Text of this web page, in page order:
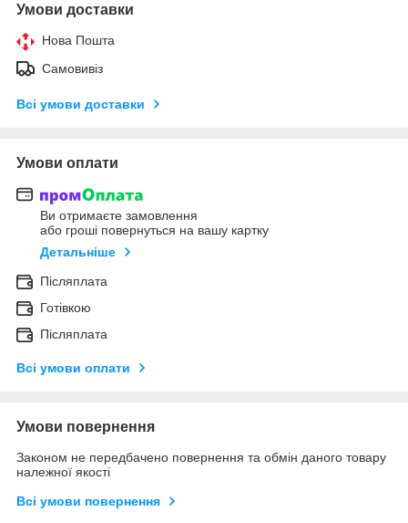
Умови доставки
Нова Пошта
Самовивіз
Всі умови доставки
Умови оплати
Ви отримаєте замовлення
або гроші повернуться на вашу картку
Детальніше
Післяплата
Готівкою
Післяплата
Всі умови оплати
Умови повернення
Законом не передбачено повернення та обмін даного товару
належної якості
Всі умови повернення